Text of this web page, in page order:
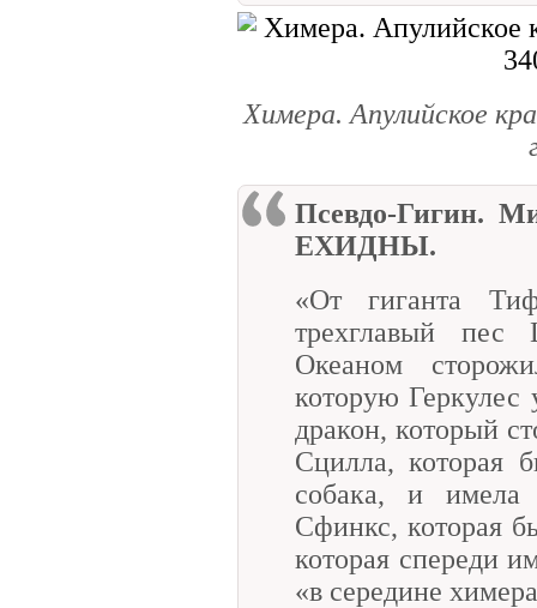
Химера. Апулийское
Псевдо-Гигин.
ЕХИДНЫ.
«От гиганта
трехглавый пес
Океаном
которую Геркулес
дракон, который
Сцилла, которая
собака, и
Сфинкс, которая
которая спереди
«в середине